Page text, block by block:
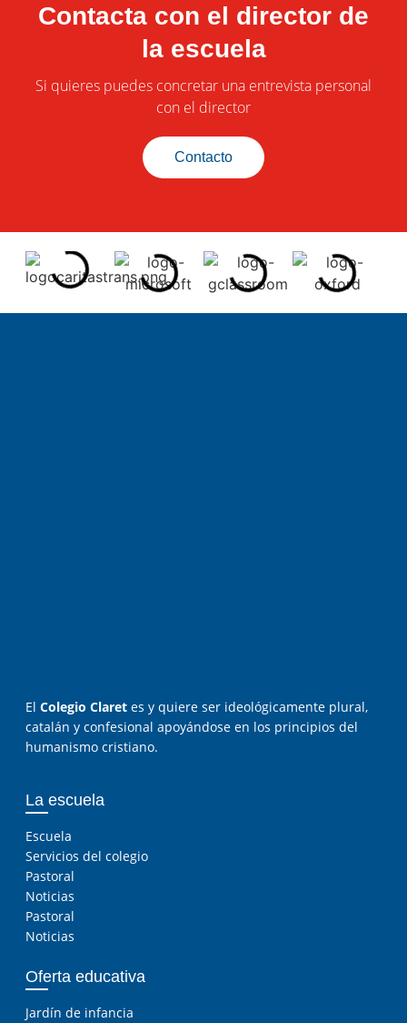
Contacta con el director de
la escuela
Si quieres puedes concretar una entrevista personal
con el director
Contacto
El Colegio Claretes y quiere ser ideológicamente plural,
catalán y confesional apoyándose en los principios del
humanismo cristiano.
La escuela
Escuela
Servicios del colegio
Pastoral
Noticias
Pastoral
Noticias
Oferta educativa
Jardín de infancia